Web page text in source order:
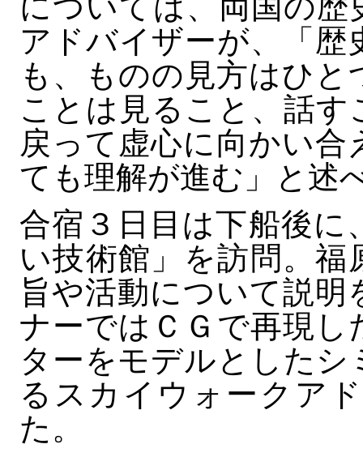
については、両国の
アドバイザーが、「
も、ものの見方はひ
ことは見ること、話
戻って虚心に向かい
ても理解が進む」と述
合宿３日目は下船後に
い技術館」を訪問。
旨や活動について説
ナーではＣＧで再現し
ターをモデルとした
るスカイウォークア
た。